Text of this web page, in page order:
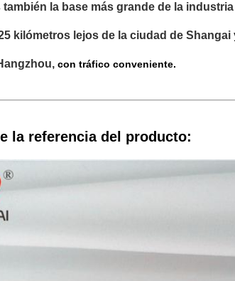
también la base más grande de la
kilómetros lejos de la ciudad de
con tráfico conveniente.
la referencia del producto: